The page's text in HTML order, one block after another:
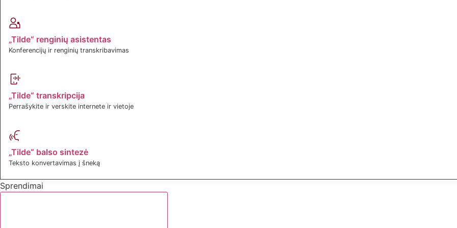
„Tilde“ renginių asistentas
Konferencijų ir renginių transkribavimas
„Tilde“ transkripcija
Perrašykite ir verskite internete ir vietoje
„Tilde“ balso sintezė
Teksto konvertavimas į šneką
Sprendimai